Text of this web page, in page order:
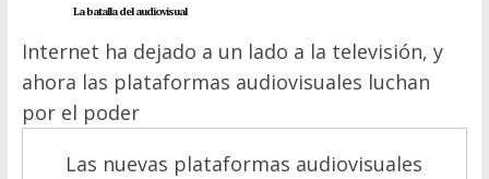
La batalla del audiovisual
Internet ha dejado a un lado a la televisión, y
ahora las plataformas audiovisuales luchan
por el poder
Las nuevas plataformas audiovisuales